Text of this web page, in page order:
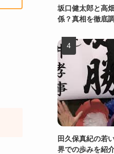
坂口健太郎と高
係？真相を徹底
田久保真紀の若
界での歩みを紹